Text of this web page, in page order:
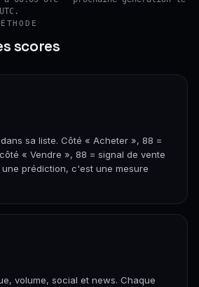
scores
sa liste. Côté « Acheter », 88 =
« Vendre », 88 = signal de vente
prédiction, c'est une mesure
volume, social et news. Chaque